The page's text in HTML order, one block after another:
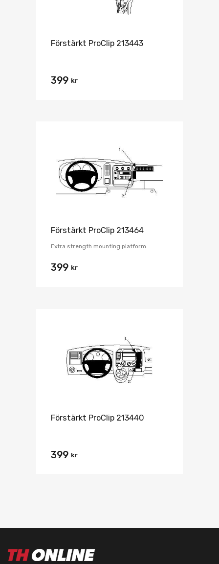
Förstärkt ProClip 213443
399 kr
Förstärkt ProClip 213464
Extra strength mounting platform.
399 kr
Förstärkt ProClip 213440
399 kr